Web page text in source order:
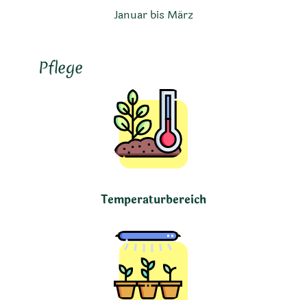
Januar bis März
Pflege
Temperaturbereich